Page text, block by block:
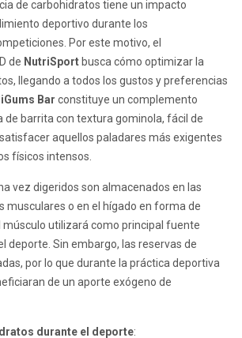
de carbohidratos tiene un impacto
deportivo durante los
Por este motivo, el
de NutriSport busca cómo optimizar la
llegando a todos los gustos y preferencias
Bar constituye un complemento
barrita con textura gominola, fácil de
aquellos paladares más exigentes
físicos intensos.
vez digeridos son almacenados en las
musculares o en el hígado en forma de
músculo utilizará como principal fuente
deporte. Sin embargo, las reservas de
por lo que durante la práctica deportiva
de un aporte exógeno de
durante el deporte: